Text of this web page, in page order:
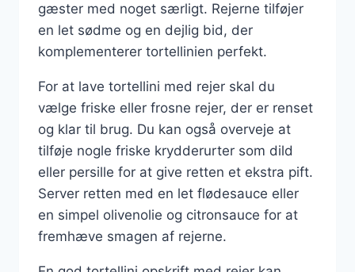
gæster med noget særligt. Rejerne tilføjer
en let sødme og en dejlig bid, der
komplementerer tortellinien perfekt.
For at lave tortellini med rejer skal du
vælge friske eller frosne rejer, der er renset
og klar til brug. Du kan også overveje at
tilføje nogle friske krydderurter som dild
eller persille for at give retten et ekstra pift.
Server retten med en let flødesauce eller
en simpel olivenolie og citronsauce for at
fremhæve smagen af rejerne.